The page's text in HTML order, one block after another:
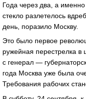
Года через два, а
стекло разлетелось
день, поразило Москву.
Это было первое
ружейная перестрелка
с генерал —
года Москва уже была
Требования рабочих